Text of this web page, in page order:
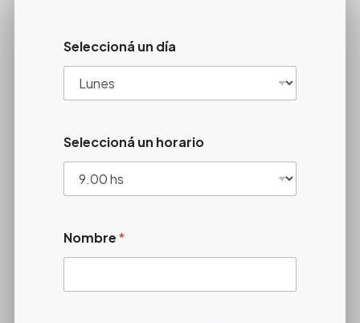
Seleccioná un día
Seleccioná un horario
Nombre*